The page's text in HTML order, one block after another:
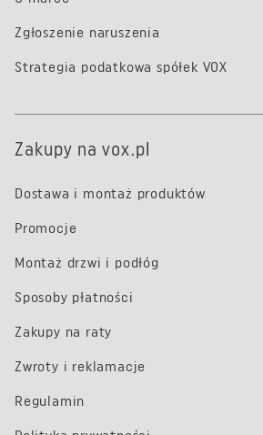
Zgłoszenie naruszenia
Strategia podatkowa spółek VOX
Zakupy na vox.pl
Dostawa i montaż produktów
Promocje
Montaż drzwi i podłóg
Sposoby płatności
Zakupy na raty
Zwroty i reklamacje
Regulamin